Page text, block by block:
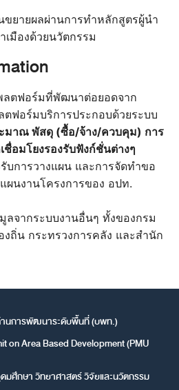
ขยายผลผ่านการทำหลักสูตรผู้นำ
มืองด้วยนวัตกรรม
ลตฟอร์มที่พัฒนาต่อยอดจาก
ตฟอร์มบริการประกอบด้วยระบบ
มาณ พัสดุ (ซื้อ/จ้าง/ควบคุม) การ
ชื่อมโยงรองรับฟังก์ชั่นต่างๆ
รับการวางแผน และการจัดทำขอ
ผนงานโครงการของ อปท.
ลจากระบบงานอื่นๆ ทั้งของกรม
งถิ่น กระทรวงการคลัง และสำนัก
นการพัฒนาระดับพื้นที่ (บพท.)
on Area Based Development (PMU
มศึกษา วิทยาศาสตร์ วิจัยและนวัตกรรม